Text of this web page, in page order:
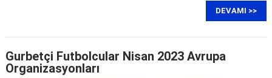
DEVAMI >>
Gurbetçi Futbolcular Nisan 2023 Avrupa
Organizasyonları